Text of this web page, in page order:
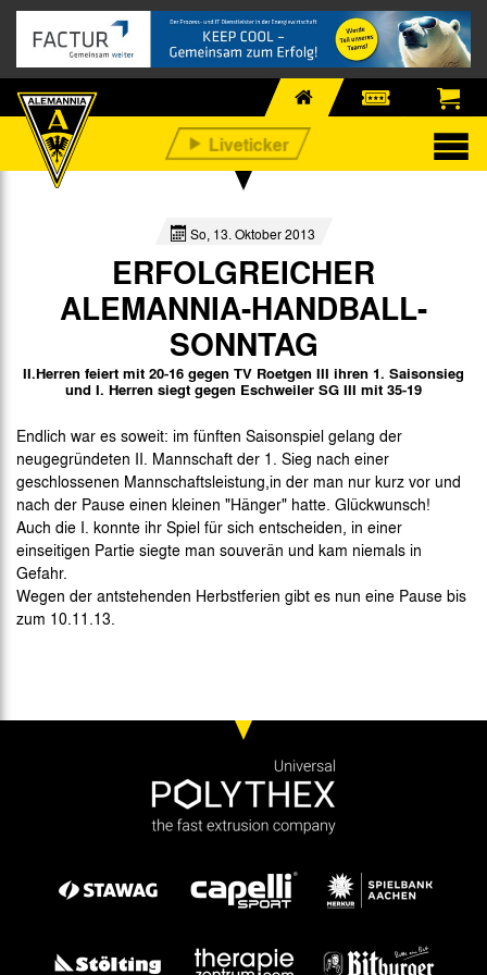
So, 13. Oktober 2013
ERFOLGREICHER
ALEMANNIA-HANDBALL-
SONNTAG
II.Herren feiert mit 20-16 gegen TV Roetgen III ihren 1. Saisonsieg
und I. Herren siegt gegen Eschweiler SG III mit 35-19
Endlich war es soweit: im fünften Saisonspiel gelang der
neugegründeten II. Mannschaft der 1. Sieg nach einer
geschlossenen Mannschaftsleistung,in der man nur kurz vor und
nach der Pause einen kleinen "Hänger" hatte. Glückwunsch!
Auch die I. konnte ihr Spiel für sich entscheiden, in einer
einseitigen Partie siegte man souverän und kam niemals in
Gefahr.
Wegen der antstehenden Herbstferien gibt es nun eine Pause bis
zum 10.11.13.